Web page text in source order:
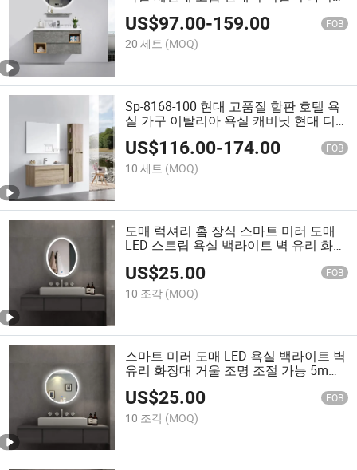
이트 욕실 가구와 원형 LED 욕실 거울
US$97.00-159.00 FOB
20 세트 (MOQ)
Sp-8168-100 현대 고품질 합판 호텔 욕
실 가구 이탈리아 욕실 캐비닛 현대 디
자인 홈 가구 욕실 세면대 세트
US$116.00-174.00 FOB
10 세트 (MOQ)
도매 럭셔리 홈 장식 스마트 미러 도매
LED 스트립 욕실 백라이트 벽 유리 화장
US$25.00 FOB
10 조각 (MOQ)
스마트 미러 도매 LED 욕실 백라이트 벽
유리 화장대 거울 조명 조절 가능 5mm
두께 원형 LED 욕실 거울
US$25.00 FOB
10 조각 (MOQ)